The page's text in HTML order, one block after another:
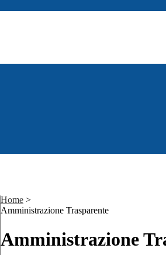
Home >
Amministrazione Trasparente
Amministrazione